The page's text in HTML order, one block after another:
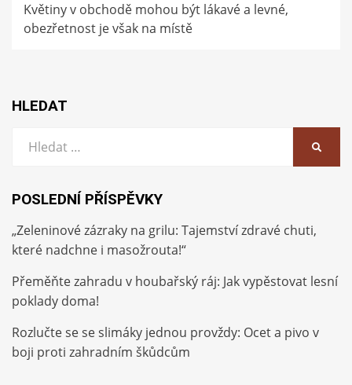
Květiny v obchodě mohou být lákavé a levné,
obezřetnost je však na místě
HLEDAT
POSLEDNÍ PŘÍSPĚVKY
„Zeleninové zázraky na grilu: Tajemství zdravé chuti,
které nadchne i masožrouta!“
Přeměňte zahradu v houbařský ráj: Jak vypěstovat lesní
poklady doma!
Rozlučte se se slimáky jednou provždy: Ocet a pivo v
boji proti zahradním škůdcům